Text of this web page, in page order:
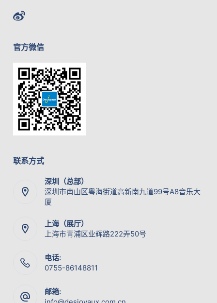
官方微信
联系方式
深圳（总部）
深圳市南山区粤海街道高新南九道99号A8音乐大
厦
上海（展厅）
上海市青浦区业辉路222弄50号
电话:
0755-86148811
邮箱: